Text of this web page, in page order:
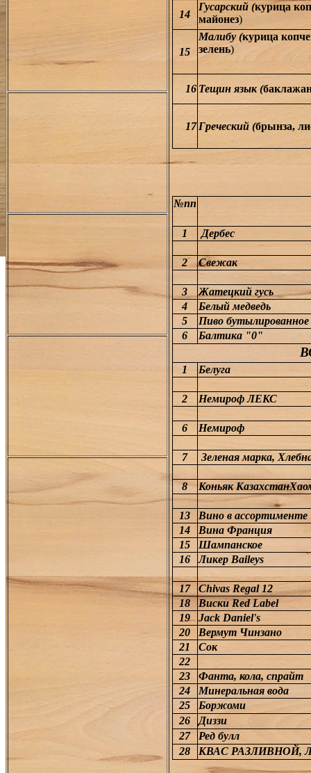
14
Гусарский (курица
майонез)
15
Малибу (курица
зелень)
16 Тещин язык (
17 Греческий (брынза,
№пп
1 Дербес
2 Свежак
3
Жатецкий гусь
4
Белый медведь
5
Пиво
6
Балтика "0"
1 Белуга
2 Немироф ЛЕКС
6 Немироф
7 Зеленая марка,
8 Коньяк
13
Вино в ассортименте
14
Вина Франция
15
Шампанское
16
Ликер Baileys
17
Chivas Regal 12
18
Виски Red Label
19
Jack Daniel's
20
Вермут Чинзано
21
Сок
22
23
Фанта, кола, спрайт
24
Минеральная вода
25
Боржоми
26
Диззи
27
Ред булл
28
КВАС РАЗЛИВНОЙ,